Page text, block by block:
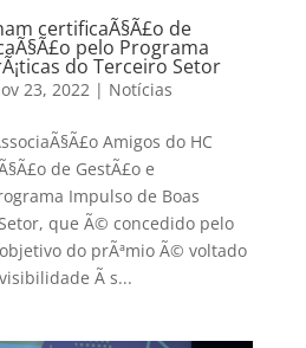
certificaÃ§Ã£o de
pelo Programa
do Terceiro Setor
23, 2022| Notícias
Amigos do HC
de GestÃ£o e
Impulso de Boas
que Ã© concedido pelo
do prÃªmio Ã© voltado
Ã s...